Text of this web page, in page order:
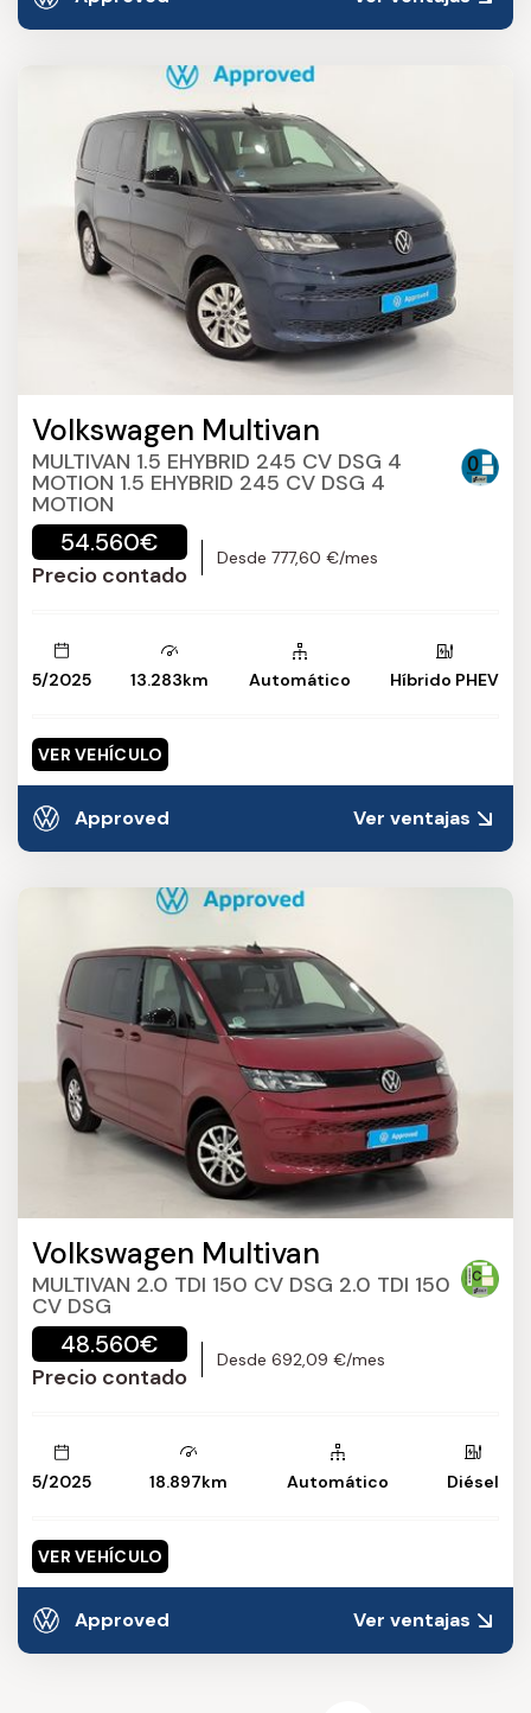
Volkswagen Multivan
MULTIVAN 1.5 EHYBRID 245 CV DSG 4
MOTION 1.5 EHYBRID 245 CV DSG 4
MOTION
54.560€
Precio contado
Desde 777,60 €/mes
5/2025 13.283km Automático Híbrido PHEV
VER VEHÍCULO
Approved Ver ventajas
Volkswagen Multivan
MULTIVAN 2.0 TDI 150 CV DSG 2.0 TDI 150
CV DSG
48.560€
Precio contado
Desde 692,09 €/mes
5/2025 18.897km Automático Diésel
VER VEHÍCULO
Approved Ver ventajas